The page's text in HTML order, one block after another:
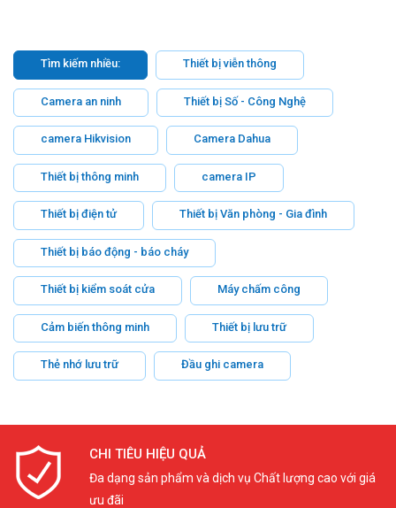
Tìm kiếm nhiều: Thiết bị viễn thông
Camera an ninh Thiết bị Số - Công Nghệ
camera Hikvision Camera Dahua
Thiết bị thông minh camera IP
Thiết bị điện tử Thiết bị Văn phòng - Gia đình
Thiết bị báo động - báo cháy
Thiết bị kiểm soát cửa Máy chấm công
Cảm biến thông minh Thiết bị lưu trữ
Thẻ nhớ lưu trữ Đầu ghi camera
CHI TIÊU HIỆU QUẢ
Đa dạng sản phẩm và dịch vụ Chất lượng cao với giá
ưu đãi